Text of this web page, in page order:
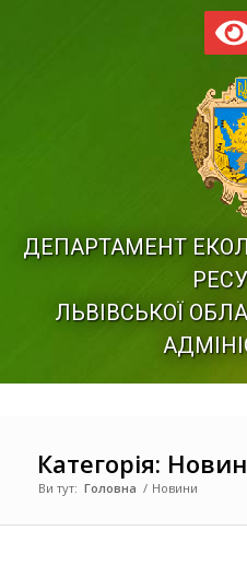
ДЕПАРТАМЕНТ
ЛЬВІВСЬКОЇ
Категорія:
Ви тут: Головна / Новини